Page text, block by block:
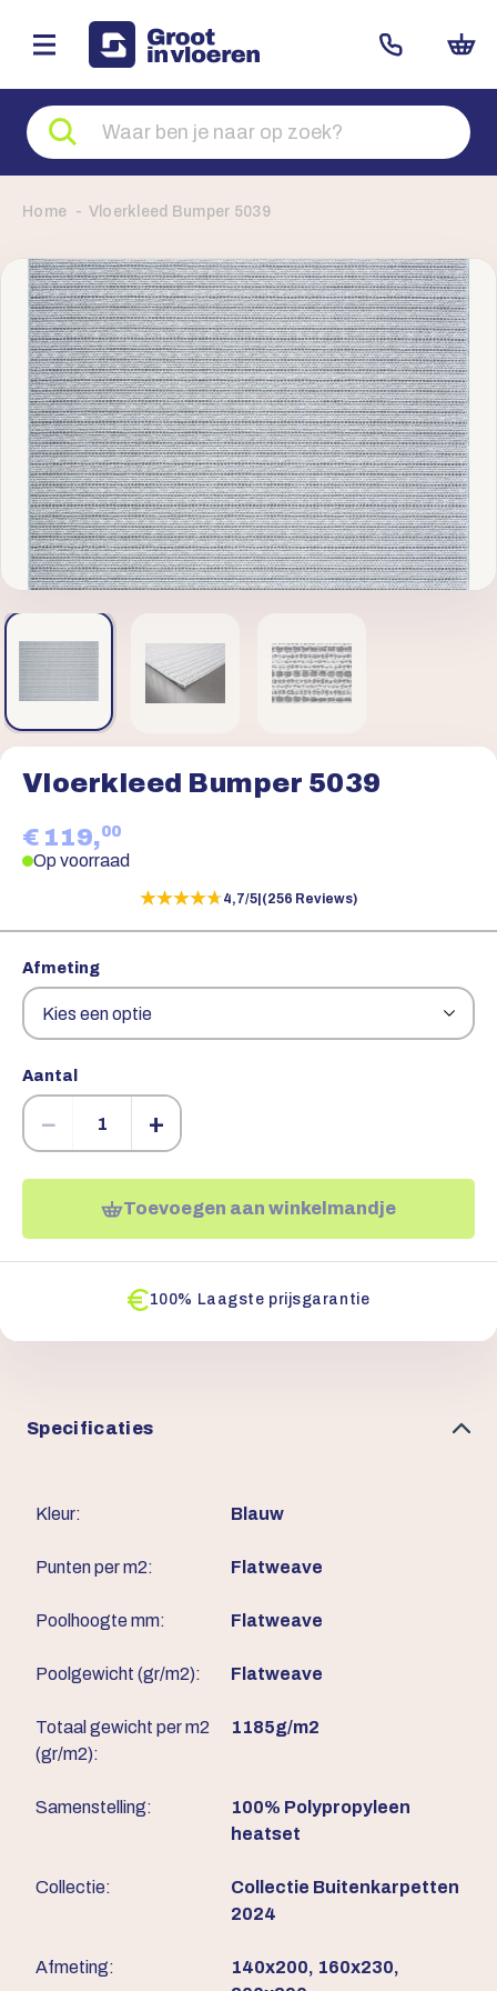
Zoeken
naar
producten
Home Vloerkleed Bumper 5039
Vloerkleed Bumper 5039
€ 119,00
Op voorraad
★★★★★
★★★★★4,7/5 (256 Reviews)
Afmeting
Aantal
− +
Toevoegen aan winkelmandje
100% Laagste prijsgarantie
Specificaties
Kleur: Blauw
Punten per m2: Flatweave
Poolhoogte mm: Flatweave
Poolgewicht (gr/m2): Flatweave
Totaal gewicht per m2
(gr/m2):
1185g/m2
Samenstelling:
100% Polypropyleen
heatset
Collectie:
Collectie Buitenkarpetten
2024
Afmeting:
140x200, 160x230,